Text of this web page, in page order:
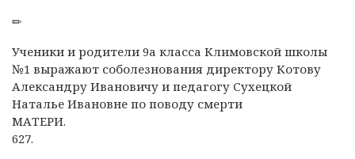
✏
Ученики и родители 9а класса Климовской школы
№1 выражают соболезнования директору Котову
Александру Ивановичу и педагогу Сухецкой
Наталье Ивановне по поводу смерти
МАТЕРИ.
627.